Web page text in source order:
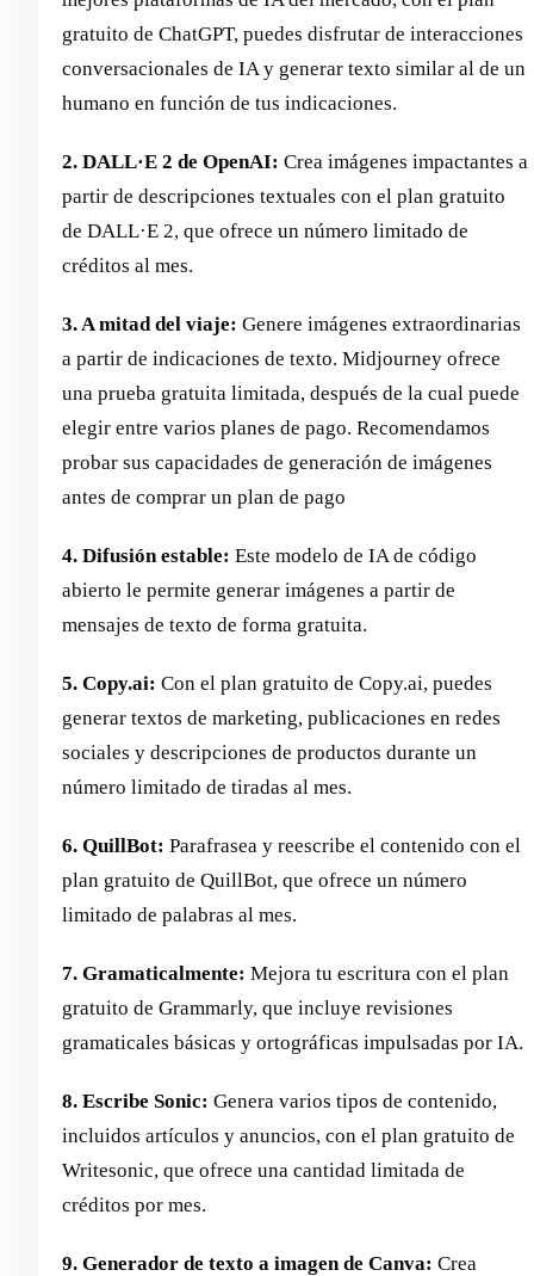
gratuito de ChatGPT, puedes disfrutar de interacciones
conversacionales de IA y generar texto similar al de un
humano en función de tus indicaciones.
2. DALL·E 2 de OpenAI: Crea imágenes impactantes a
partir de descripciones textuales con el plan gratuito
de DALL·E 2, que ofrece un número limitado de
créditos al mes.
3. A mitad del viaje: Genere imágenes extraordinarias
a partir de indicaciones de texto. Midjourney ofrece
una prueba gratuita limitada, después de la cual puede
elegir entre varios planes de pago. Recomendamos
probar sus capacidades de generación de imágenes
antes de comprar un plan de pago
4. Difusión estable: Este modelo de IA de código
abierto le permite generar imágenes a partir de
mensajes de texto de forma gratuita.
5. Copy.ai: Con el plan gratuito de Copy.ai, puedes
generar textos de marketing, publicaciones en redes
sociales y descripciones de productos durante un
número limitado de tiradas al mes.
6. QuillBot: Parafrasea y reescribe el contenido con el
plan gratuito de QuillBot, que ofrece un número
limitado de palabras al mes.
7. Gramaticalmente: Mejora tu escritura con el plan
gratuito de Grammarly, que incluye revisiones
gramaticales básicas y ortográficas impulsadas por IA.
8. Escribe Sonic: Genera varios tipos de contenido,
incluidos artículos y anuncios, con el plan gratuito de
Writesonic, que ofrece una cantidad limitada de
créditos por mes.
9. Generador de texto a imagen de Canva: Crea